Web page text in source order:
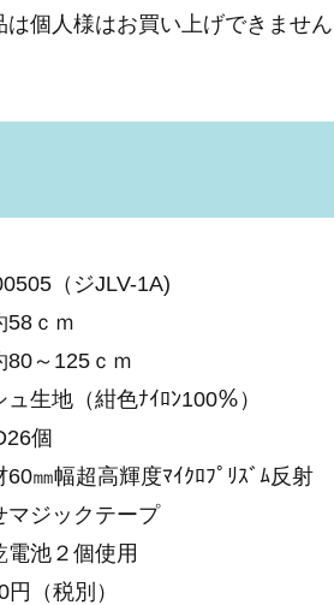
個人様はお買い上げできません
（ジJLV-1A)
58ｃｍ
125ｃｍ
生地（紺色ﾅｲﾛﾝ100％）
個
超高輝度ﾏｲｸﾛﾌﾟﾘｽﾞﾑ反射
ジックテープ
２個使用
（税別）